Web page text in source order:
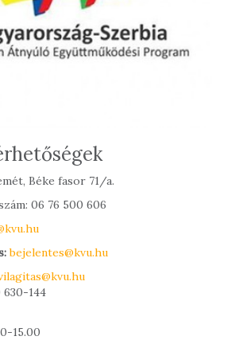
Béke fasor 71/a.
06 76 500 606
bejelentes@kvu.hu
630-144
15.00